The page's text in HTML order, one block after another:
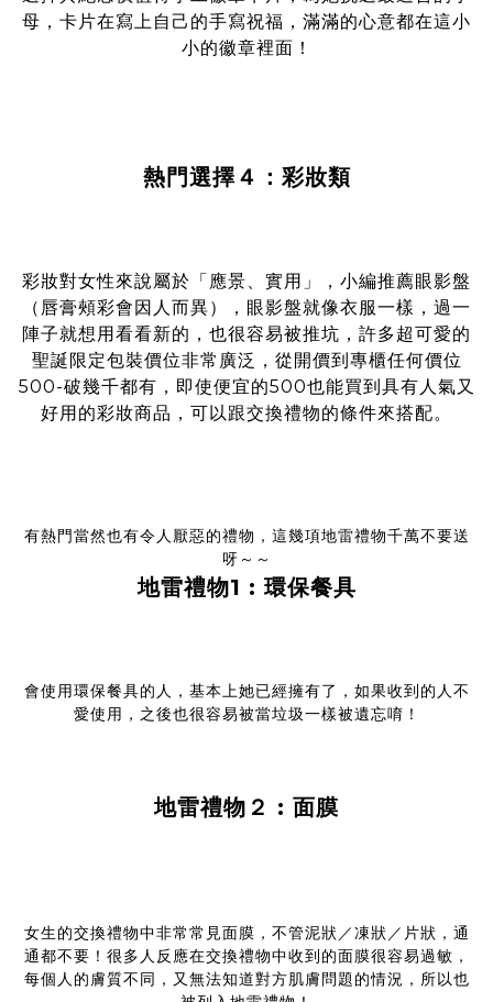
母，卡片在寫上自己的手寫祝福，滿滿的心意都在這小
小的徽章裡面！
熱門選擇４：彩妝類
彩妝對女性來說屬於「應景、實用」，小編推薦眼影盤
（唇膏頰彩會因人而異），眼影盤就像衣服一樣，過一
陣子就想用看看新的，也很容易被推坑，許多超可愛的
聖誕限定包裝價位非常廣泛，從開價到專櫃任何價位
500-破幾千都有，即使便宜的500也能買到具有人氣又
好用的彩妝商品，可以跟交換禮物的條件來搭配。
有熱門當然也有令人厭惡的禮物，這幾項地雷禮物千萬不要送
呀～～
地雷禮物1 : 環保餐具
會使用環保餐具的人，基本上她已經擁有了，如果收到的人不
愛使用，之後也很容易被當垃圾一樣被遺忘唷！
地雷禮物２ : 面膜
女生的交換禮物中非常常見面膜，不管泥狀／凍狀／片狀，通
通都不要！很多人反應在交換禮物中收到的面膜很容易過敏，
每個人的膚質不同，又無法知道對方肌膚問題的情況，所以也